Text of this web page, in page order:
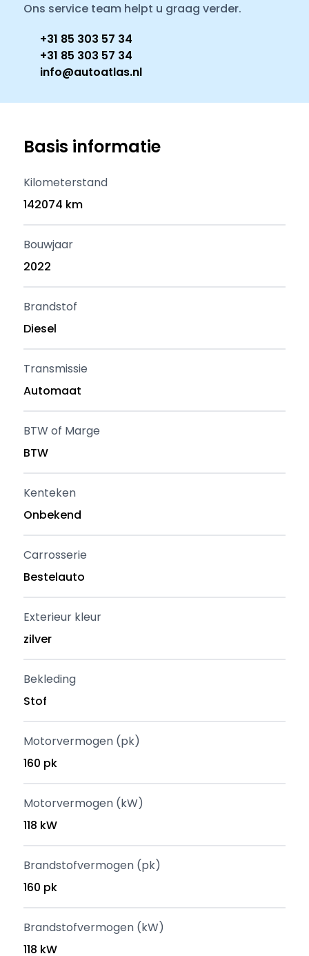
Ons service team helpt u graag verder.
+31 85 303 57 34
+31 85 303 57 34
info@autoatlas.nl
Basis informatie
Kilometerstand
142074 km
Bouwjaar
2022
Brandstof
Diesel
Transmissie
Automaat
BTW of Marge
BTW
Kenteken
Onbekend
Carrosserie
Bestelauto
Exterieur kleur
zilver
Bekleding
Stof
Motorvermogen (pk)
160 pk
Motorvermogen (kW)
118 kW
Brandstofvermogen (pk)
160 pk
Brandstofvermogen (kW)
118 kW